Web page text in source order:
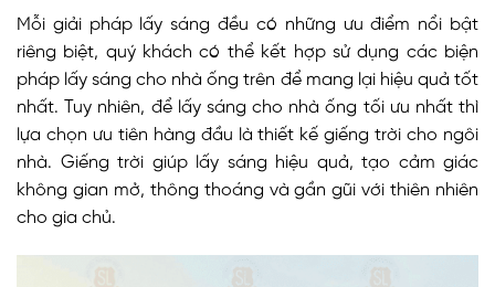
Mỗi giải pháp lấy sáng đều có những ưu điểm nổi bật
riêng biệt, quý khách có thể kết hợp sử dụng các biện
pháp lấy sáng cho nhà ống trên để mang lại hiệu quả tốt
nhất. Tuy nhiên, để lấy sáng cho nhà ống tối ưu nhất thì
lựa chọn ưu tiên hàng đầu là thiết kế giếng trời cho ngôi
nhà. Giếng trời giúp lấy sáng hiệu quả, tạo cảm giác
không gian mở, thông thoáng và gần gũi với thiên nhiên
cho gia chủ.